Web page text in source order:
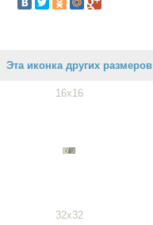
Эта иконка других размеров
16x16
32x32